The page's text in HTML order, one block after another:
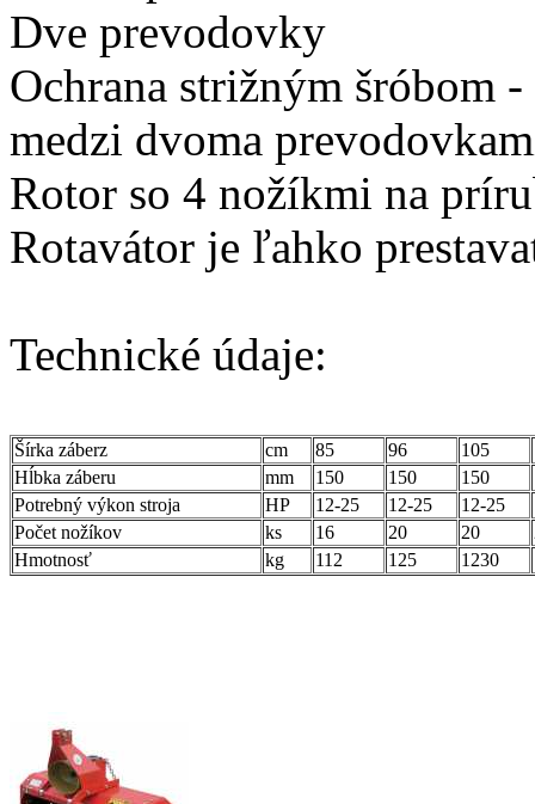
Dve prevodovky
Ochrana strižným šróbom
medzi dvoma
Rotor so 4 nožíkmi na
Rotavátor je ľahko
Technické údaje:
Šírka záberz cm 85 96 105
Hĺbka záberu
mm 150 150 150
Potrebný výkon stroja
HP 12-25 12-25 12-25
Počet nožíkov
ks 16 20 20
Hmotnosť
kg 112 125 1230